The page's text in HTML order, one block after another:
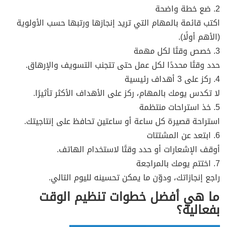
2. ضع خطة واضحة
اكتب قائمة بالمهام التي تريد إنجازها ورتبها حسب الأولوية
(الأهم أولًا).
3. خصص وقتًا لكل مهمة
حدد وقتًا محددًا لكل عمل حتى تتجنب التسويف والإرهاق.
4. ركز على 3 أهداف رئيسية
لا تكدس يومك بالمهام، ركز على الأهداف الأكثر تأثيرًا.
5. خذ استراحات منتظمة
استراحة قصيرة كل ساعة أو ساعتين تحافظ على إنتاجيتك.
6. ابتعد عن المشتتات
أوقف الإشعارات أو حدد وقتًا لاستخدام الهاتف.
7. اختتم يومك بالمراجعة
راجع إنجازاتك، ودوّن ما يمكن تحسينه لليوم التالي.
ما هي أفضل خطوات تنظيم الوقت
بفعالية؟